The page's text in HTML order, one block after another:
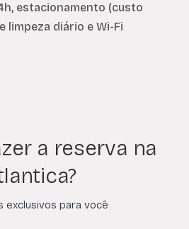
estacionamento (custo
limpeza diário e Wi-Fi
a reserva na
exclusivos para você